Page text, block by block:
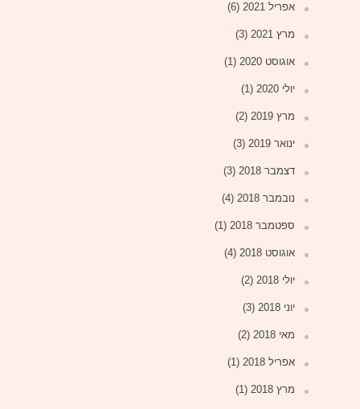
אפריל 2021 (6)
מרץ 2021 (3)
אוגוסט 2020 (1)
יולי 2020 (1)
מרץ 2019 (2)
ינואר 2019 (3)
דצמבר 2018 (3)
נובמבר 2018 (4)
ספטמבר 2018 (1)
אוגוסט 2018 (4)
יולי 2018 (2)
יוני 2018 (3)
מאי 2018 (2)
אפריל 2018 (1)
מרץ 2018 (1)